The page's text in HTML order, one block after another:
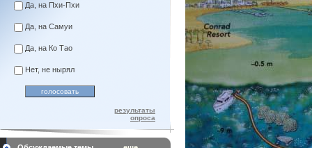
Да, на Пхи-Пхи
Да, на Самуи
Да, на Ко Тао
Нет, не нырял
результаты
опроса